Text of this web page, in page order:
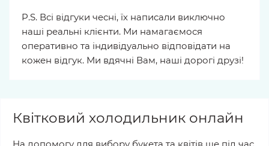
P.S. Всі відгуки чесні, їх написали виключно
наші реальні клієнти. Ми намагаємося
оперативно та індивідуально відповідати на
кожен відгук. Ми вдячні Вам, наші дорогі друзі!
Квітковий холодильник онлайн